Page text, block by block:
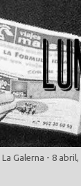
La Galerna - 8 abril,